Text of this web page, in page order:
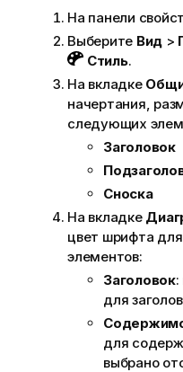
На панели
Выберите Вид >
Стиль.
На вкладке
начертания,
следующих
Заголовок
Сноска
На вкладке
цвет шрифта
элементов:
Заголовок:
для
для
выбрано